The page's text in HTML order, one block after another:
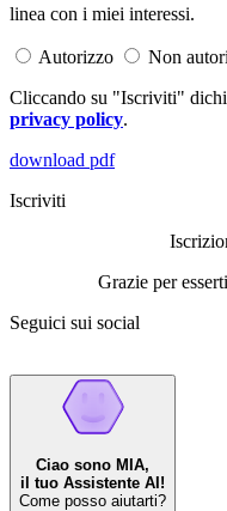
linea con i miei interessi.
Autorizzo
Non
Cliccando su "Iscriviti"
privacy policy.
download pdf
Iscriviti
Grazie per
Seguici sui social
Ciao sono MIA,
il tuo Assistente AI!
Come posso aiutarti?